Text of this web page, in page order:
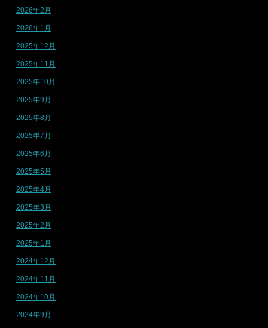
2026年2月
2026年1月
2025年12月
2025年11月
2025年10月
2025年9月
2025年8月
2025年7月
2025年6月
2025年5月
2025年4月
2025年3月
2025年2月
2025年1月
2024年12月
2024年11月
2024年10月
2024年9月